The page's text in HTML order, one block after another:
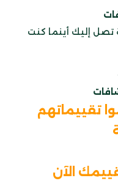
تصل إليك أينما كنت
تقييماتهم
الآن